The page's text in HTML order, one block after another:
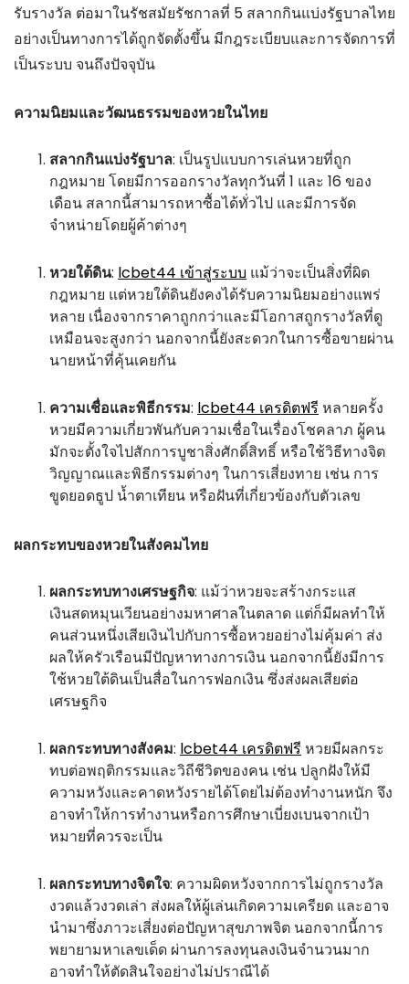
รับรางวัล ต่อมาในรัชสมัยรัชกาลที่ 5 สลากกินแบ่งรัฐบาลไทย
อย่างเป็นทางการได้ถูกจัดตั้งขึ้น มีกฎระเบียบและการจัดการที่
เป็นระบบ จนถึงปัจจุบัน
ความนิยมและวัฒนธรรมของหวยในไทย
สลากกินแบ่งรัฐบาล: เป็นรูปแบบการเล่นหวยที่ถูก
กฎหมาย โดยมีการออกรางวัลทุกวันที่ 1 และ 16 ของ
เดือน สลากนี้สามารถหาซื้อได้ทั่วไป และมีการจัด
จำหน่ายโดยผู้ค้าต่างๆ
หวยใต้ดิน: lcbet44 เข้าสู่ระบบ แม้ว่าจะเป็นสิ่งที่ผิด
กฎหมาย แต่หวยใต้ดินยังคงได้รับความนิยมอย่างแพร่
หลาย เนื่องจากราคาถูกกว่าและมีโอกาสถูกรางวัลที่ดู
เหมือนจะสูงกว่า นอกจากนี้ยังสะดวกในการซื้อขายผ่าน
นายหน้าที่คุ้นเคยกัน
ความเชื่อและพิธีกรรม: lcbet44 เครดิตฟรี หลายครั้ง
หวยมีความเกี่ยวพันกับความเชื่อในเรื่องโชคลาภ ผู้คน
มักจะตั้งใจไปสักการบูชาสิ่งศักดิ์สิทธิ์ หรือใช้วิธีทางจิต
วิญญาณและพิธีกรรมต่างๆ ในการเสี่ยงทาย เช่น การ
ขูดยอดธูป น้ำตาเทียน หรือฝันที่เกี่ยวข้องกับตัวเลข
ผลกระทบของหวยในสังคมไทย
ผลกระทบทางเศรษฐกิจ: แม้ว่าหวยจะสร้างกระแส
เงินสดหมุนเวียนอย่างมหาศาลในตลาด แต่ก็มีผลทำให้
คนส่วนหนึ่งเสียเงินไปกับการซื้อหวยอย่างไม่คุ้มค่า ส่ง
ผลให้ครัวเรือนมีปัญหาทางการเงิน นอกจากนี้ยังมีการ
ใช้หวยใต้ดินเป็นสื่อในการฟอกเงิน ซึ่งส่งผลเสียต่อ
เศรษฐกิจ
ผลกระทบทางสังคม: lcbet44 เครดิตฟรี หวยมีผลกระ
ทบต่อพฤติกรรมและวิถีชีวิตของคน เช่น ปลูกฝังให้มี
ความหวังและคาดหวังรายได้โดยไม่ต้องทำงานหนัก จึง
อาจทำให้การทำงานหรือการศึกษาเบี่ยงเบนจากเป้า
หมายที่ควรจะเป็น
ผลกระทบทางจิตใจ: ความผิดหวังจากการไม่ถูกรางวัล
งวดแล้วงวดเล่า ส่งผลให้ผู้เล่นเกิดความเครียด และอาจ
นำมาซึ่งภาวะเสี่ยงต่อปัญหาสุขภาพจิต นอกจากนี้การ
พยายามหาเลขเด็ด ผ่านการลงทุนลงเงินจำนวนมาก
อาจทำให้ตัดสินใจอย่างไม่ปราณีได้